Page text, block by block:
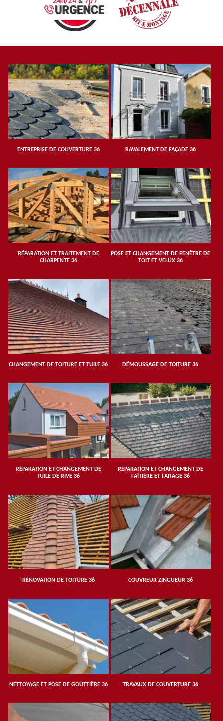
ENTREPRISE DE COUVERTURE 36 RAVALEMENT DE FAÇADE 36
RÉPARATION ET TRAITEMENT DE
CHARPENTE 36
POSE ET CHANGEMENT DE FENÊTRE DE
TOIT ET VELUX 36
CHANGEMENT DE TOITURE ET TUILE 36 DÉMOUSSAGE DE TOITURE 36
RÉPARATION ET CHANGEMENT DE
TUILE DE RIVE 36
RÉPARATION ET CHANGEMENT DE
FAÎTIÈRE ET FAÎTAGE 36
RÉNOVATION DE TOITURE 36 COUVREUR ZINGUEUR 36
NETTOYAGE ET POSE DE GOUTTIÈRE 36 TRAVAUX DE COUVERTURE 36